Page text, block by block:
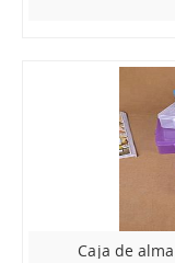
Caja de